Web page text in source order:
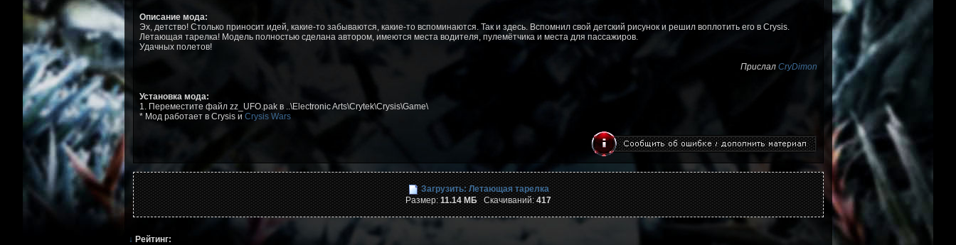
Описание мода:
Эх, детство! Столько приносит идей, какие-то забываются, какие-то вспоминаются. Так и здесь. Вспомнил свой детский рисунок и решил воплотить его в Crysis.
Летающая тарелка! Модель полностью сделана автором, имеются места водителя, пулемётчика и места для пассажиров.
Удачных полетов!
Прислал CryDimon
Установка мода:
1. Переместите файл zz_UFO.pak в ..\Electronic Arts\Crytek\Crysis\Game\
* Мод работает в Crysis и Crysis Wars
Загрузить: Летающая тарелка
Размер:11.14 МБСкачиваний:417
↓ Рейтинг: